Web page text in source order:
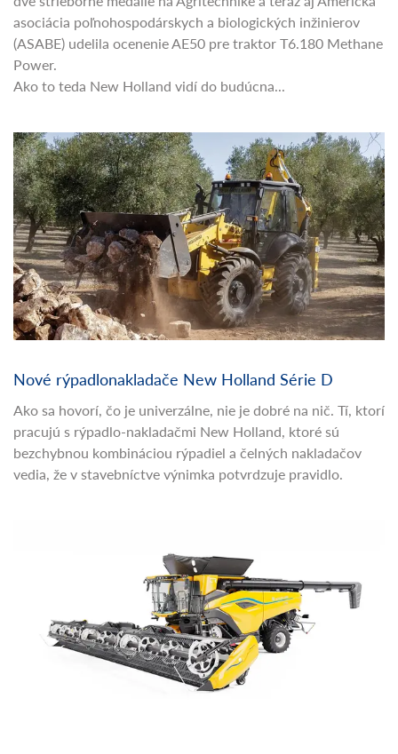
asociácia poľnohospodárskych a biologických inžinierov
(ASABE) udelila ocenenie AE50 pre traktor T6.180 Methane
Power.
Ako to teda New Holland vidí do budúcna...
Nové rýpadlonakladače New Holland Série D
Ako sa hovorí, čo je univerzálne, nie je dobré na nič. Tí, ktorí
pracujú s rýpadlo-nakladačmi New Holland, ktoré sú
bezchybnou kombináciou rýpadiel a čelných nakladačov
vedia, že v stavebníctve výnimka potvrdzuje pravidlo.